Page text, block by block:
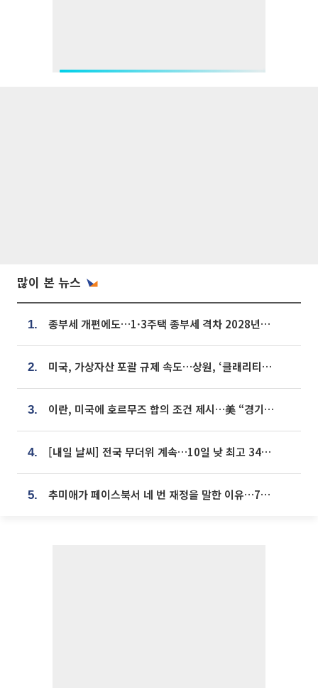
많이 본 뉴스
1. 종부세 개편에도…1·3주택 종부세 격차 2028년부터 확대
2. 미국, 가상자산 포괄 규제 속도…상원, ‘클래리티법’ 9월 절차투표 추진
3. 이란, 미국에 호르무즈 합의 조건 제시…美 “경기 아직 안 끝나” [종합]
4. [내일 날씨] 전국 무더위 계속…10일 낮 최고 34도 육박
5. 추미애가 페이스북서 네 번 재정을 말한 이유…7700억 추경 열쇠는 도의회에